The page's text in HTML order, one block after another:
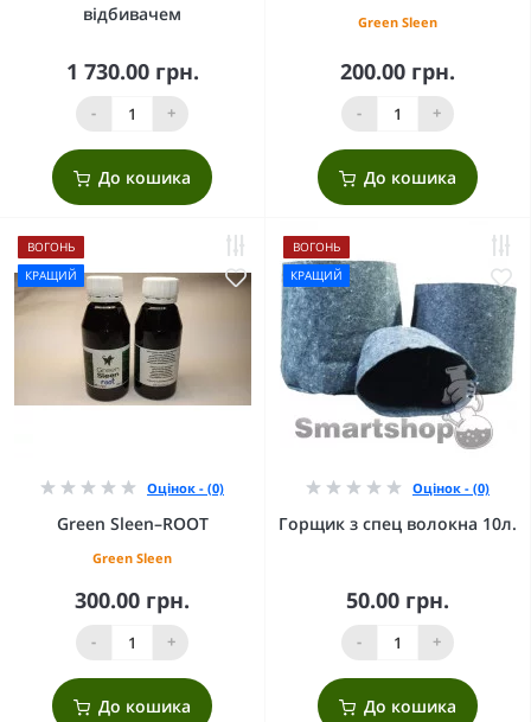
відбивачем
1 730.00 грн.
- +
До кошика
Green Sleen
200.00 грн.
- +
До кошика
ВОГОНЬ
КРАЩИЙ
Оцінок - (0)
Green Sleen–ROOT
Green Sleen
300.00 грн.
- +
До кошика
ВОГОНЬ
КРАЩИЙ
Оцінок - (0)
Горщик з спец волокна 10л.
50.00 грн.
- +
До кошика